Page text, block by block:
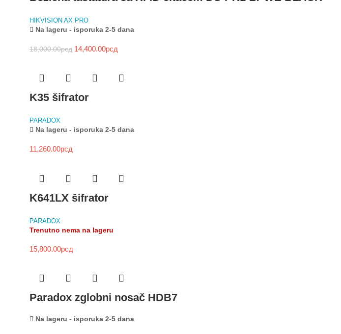
HIKVISION AX PRO
Na lageru - isporuka 2-5 dana
18,000.00рсд 14,400.00рсд
K35 šifrator
PARADOX
Na lageru - isporuka 2-5 dana
11,260.00рсд
K641LX šifrator
PARADOX
Trenutno nema na lageru
15,800.00рсд
Paradox zglobni nosač HDB7
Na lageru - isporuka 2-5 dana